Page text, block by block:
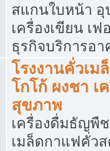
สแกนใบหน้า
เครื่องเขียน เ
ธุรกิจบริการอ
โรงงานคั่วเม
โกโก้ ผงชา เ
สุขภาพ
เครื่องดื่มธัญพื
เมล็ดกาแฟคั่ว